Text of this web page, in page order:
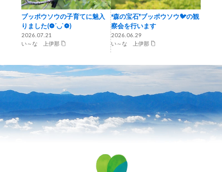
ブッポウソウの子育てに魅入
りました(❁´◡`❁)
2026.07.21
い～な 上伊那
❛森の宝石❜ブッポウソウ🐦の観
察会を行います
2026.06.29
い～な 上伊那